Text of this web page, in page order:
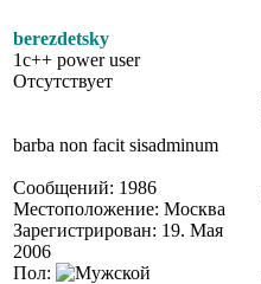
berezdetsky
1c++ power user
Отсутствует
barba non facit sisadminum
Сообщений: 1986
Местоположение: Москва
Зарегистрирован: 19. Мая
2006
Пол: